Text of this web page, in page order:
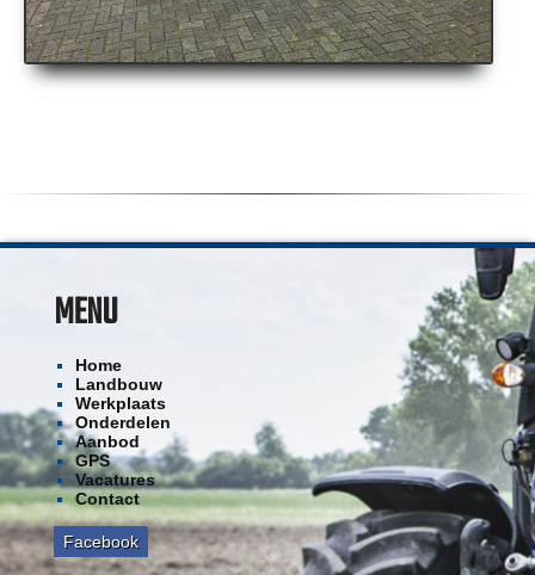
MENU
Home
Landbouw
Werkplaats
Onderdelen
Aanbod
GPS
Vacatures
Contact
Facebook